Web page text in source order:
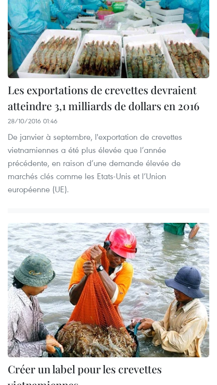
Les exportations de crevettes devraient
atteindre 3,1 milliards de dollars en 2016
28/10/2016 01:46
De janvier à septembre, l'exportation de crevettes
vietnamiennes a été plus élevée que l’année
précédente, en raison d’une demande élevée de
marchés clés comme les Etats-Unis et l’Union
européenne (UE).
Créer un label pour les crevettes